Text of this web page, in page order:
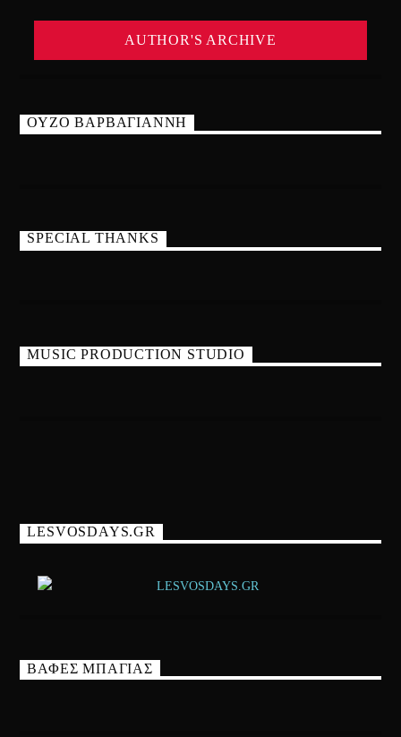
AUTHOR'S ARCHIVE
ΟΥΖΟ ΒΑΡΒΑΓΙΑΝΝΗ
SPECIAL THANKS
MUSIC PRODUCTION STUDIO
LESVOSDAYS.GR
ΒΑΦΕΣ ΜΠΑΓΙΑΣ